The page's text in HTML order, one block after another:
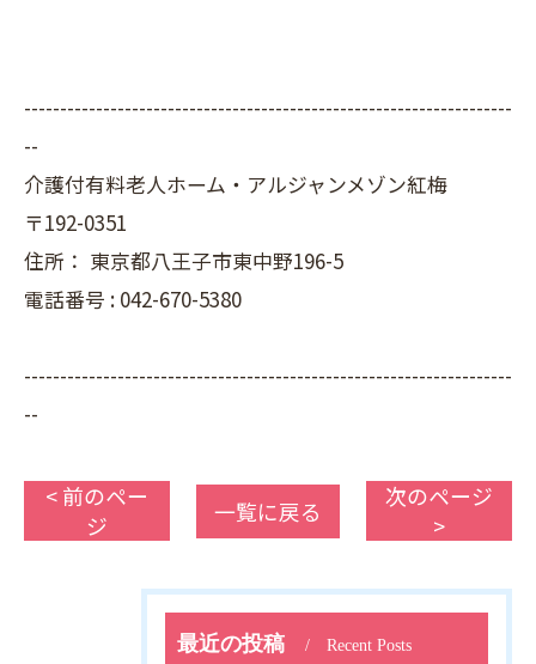
--------------------------------------------------------------------
--
介護付有料老人ホーム・アルジャンメゾン紅梅
〒192-0351
住所： 東京都八王子市東中野196-5
電話番号 : 042-670-5380
--------------------------------------------------------------------
--
< 前のペー
ジ
一覧に戻る
次のページ
>
最近の投稿 Recent Posts